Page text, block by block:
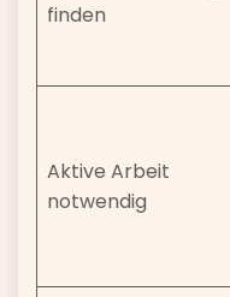
finden
Aktive Arbeit
notwendig